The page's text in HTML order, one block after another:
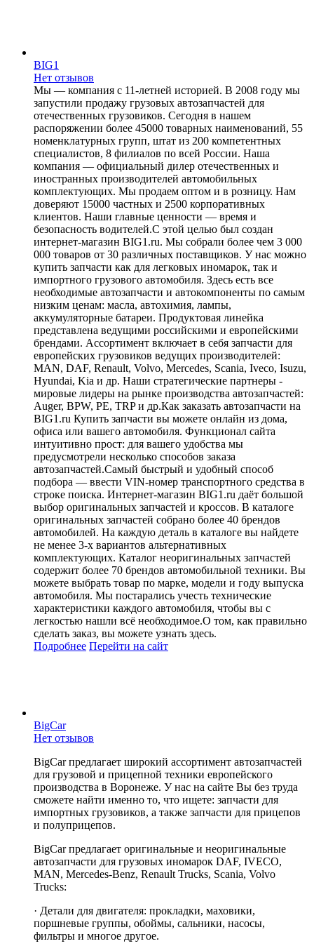
BIG1
Нет отзывов
Мы — компания с 11-летней историей. В 2008 году мы
запустили продажу грузовых автозапчастей для
отечественных грузовиков. Сегодня в нашем
распоряжении более 45000 товарных наименований, 55
номенклатурных групп, штат из 200 компетентных
специалистов, 8 филиалов по всей России. Наша
компания — официальный дилер отечественных и
иностранных производителей автомобильных
комплектующих. Мы продаем оптом и в розницу. Нам
доверяют 15000 частных и 2500 корпоративных
клиентов. Наши главные ценности — время и
безопасность водителей.С этой целью был создан
интернет-магазин BIG1.ru. Мы собрали более чем 3 000
000 товаров от 30 различных поставщиков. У нас можно
купить запчасти как для легковых иномарок, так и
импортного грузового автомобиля. Здесь есть все
необходимые автозапчасти и автокомпоненты по самым
низким ценам: масла, автохимия, лампы,
аккумуляторные батареи. Продуктовая линейка
представлена ведущими российскими и европейскими
брендами. Ассортимент включает в себя запчасти для
европейских грузовиков ведущих производителей:
MAN, DAF, Renault, Volvo, Mercedes, Scania, Iveco, Isuzu,
Hyundai, Kia и др. Наши стратегические партнеры -
мировые лидеры на рынке производства автозапчастей:
Auger, BPW, PE, TRP и др.Как заказать автозапчасти на
BIG1.ru Купить запчасти вы можете онлайн из дома,
офиса или вашего автомобиля. Функционал сайта
интуитивно прост: для вашего удобства мы
предусмотрели несколько способов заказа
автозапчастей.Самый быстрый и удобный способ
подбора — ввести VIN-номер транспортного средства в
строке поиска. Интернет-магазин BIG1.ru даёт большой
выбор оригинальных запчастей и кроссов. В каталоге
оригинальных запчастей собрано более 40 брендов
автомобилей. На каждую деталь в каталоге вы найдете
не менее 3-х вариантов альтернативных
комплектующих. Каталог неоригинальных запчастей
содержит более 70 брендов автомобильной техники. Вы
можете выбрать товар по марке, модели и году выпуска
автомобиля. Мы постарались учесть технические
характеристики каждого автомобиля, чтобы вы с
легкостью нашли всё необходимое.О том, как правильно
сделать заказ, вы можете узнать здесь.
Подробнее Перейти на сайт
BigCar
Нет отзывов
BigCar предлагает широкий ассортимент автозапчастей
для грузовой и прицепной техники европейского
производства в Воронеже. У нас на сайте Вы без труда
сможете найти именно то, что ищете: запчасти для
импортных грузовиков, а также запчасти для прицепов
и полуприцепов.
BigCar предлагает оригинальные и неоригинальные
автозапчасти для грузовых иномарок DAF, IVECO,
MAN, Mercedes-Benz, Renault Trucks, Scania, Volvo
Trucks:
· Детали для двигателя: прокладки, маховики,
поршневые группы, обоймы, сальники, насосы,
фильтры и многое другое.